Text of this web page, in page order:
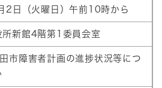
2日（火曜日）午前10時から
所新館4階第1委員会室
市障害者計画の進捗状況等につ